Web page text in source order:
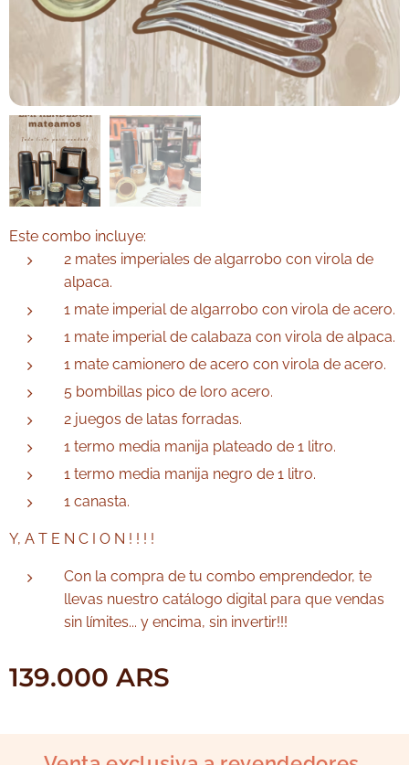
Este combo incluye:
2 mates imperiales de algarrobo con virola de
alpaca.
1 mate imperial de algarrobo con virola de acero.
1 mate imperial de calabaza con virola de alpaca.
1 mate camionero de acero con virola de acero.
5 bombillas pico de loro acero.
2 juegos de latas forradas.
1 termo media manija plateado de 1 litro.
1 termo media manija negro de 1 litro.
1 canasta.
Y, A T E N C I O N ! ! ! !
Con la compra de tu combo emprendedor, te
llevas nuestro catálogo digital para que vendas
sin límites... y encima, sin invertir!!!
139.000 ARS